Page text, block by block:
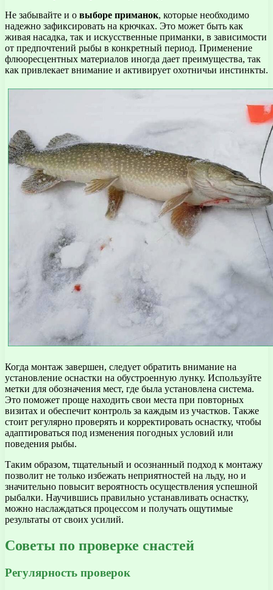
Не забывайте и о выборе приманок, которые необходимо
надежно зафиксировать на крючках. Это может быть как
живая насадка, так и искусственные приманки, в зависимости
от предпочтений рыбы в конкретный период. Применение
флюоресцентных материалов иногда дает преимущества, так
как привлекает внимание и активирует охотничьи инстинкты.
Когда монтаж завершен, следует обратить внимание на
установление оснастки на обустроенную лунку. Используйте
метки для обозначения мест, где была установлена система.
Это поможет проще находить свои места при повторных
визитах и обеспечит контроль за каждым из участков. Также
стоит регулярно проверять и корректировать оснастку, чтобы
адаптироваться под изменения погодных условий или
поведения рыбы.
Таким образом, тщательный и осознанный подход к монтажу
позволит не только избежать неприятностей на льду, но и
значительно повысит вероятность осуществления успешной
рыбалки. Научившись правильно устанавливать оснастку,
можно наслаждаться процессом и получать ощутимые
результаты от своих усилий.
Советы по проверке снастей
Регулярность проверок